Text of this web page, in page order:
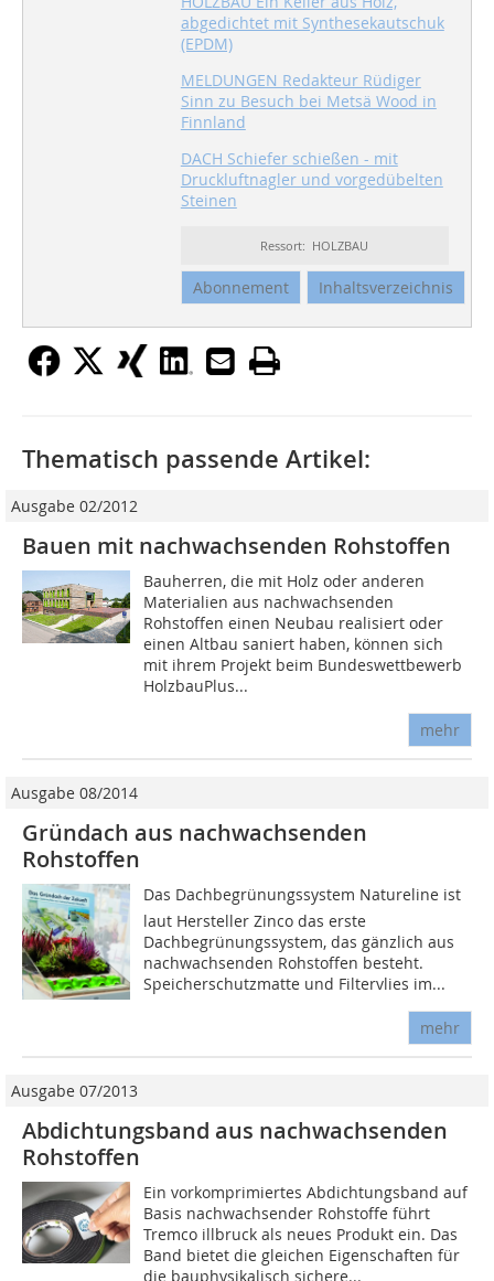
abgedichtet mit Synthesekautschuk
(EPDM)
MELDUNGEN Redakteur Rüdiger
Sinn zu Besuch bei Metsä Wood in
Finnland
DACH Schiefer schießen - mit
Druckluftnagler und vorgedübelten
Steinen
Ressort: HOLZBAU
Abonnement Inhaltsverzeichnis
Thematisch passende Artikel:
Ausgabe 02/2012
Bauen mit nachwachsenden Rohstoffen
Bauherren, die mit Holz oder anderen
Materialien aus nachwachsenden
Rohstoffen einen Neubau realisiert oder
einen Altbau saniert haben, können sich
mit ihrem Projekt beim Bundeswettbewerb
HolzbauPlus...
mehr
Ausgabe 08/2014
Gründach aus nachwachsenden
Rohstoffen
Das Dachbegrünungssystem Natureline ist
laut Hersteller Zinco das erste
Dachbegrünungssystem, das gänzlich aus
nachwachsenden Rohstoffen besteht.
Speicherschutzmatte und Filtervlies im...
mehr
Ausgabe 07/2013
Abdichtungsband aus nachwachsenden
Rohstoffen
Ein vorkomprimiertes Abdichtungsband auf
Basis nachwachsender Rohstoffe führt
Tremco illbruck als neues Produkt ein. Das
Band bietet die gleichen Eigenschaften für
die bauphysikalisch sichere...